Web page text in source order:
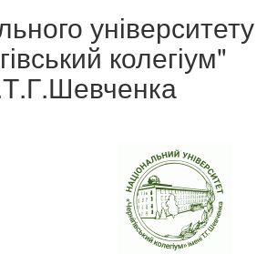
університету
колегіум"